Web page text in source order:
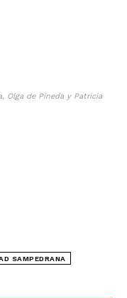
Olga de Pineda y Patricia
SAMPEDRANA